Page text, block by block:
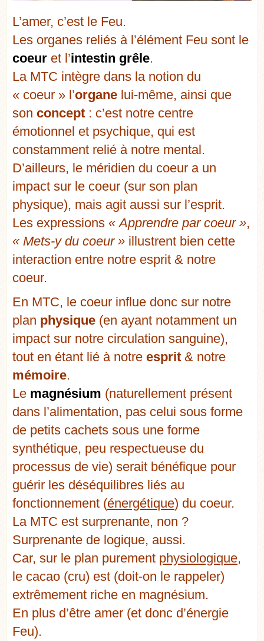
L’amer, c’est le Feu.
Les organes reliés à l’élément Feu sont le
coeur et l’intestin grêle.
La MTC intègre dans la notion du
« coeur » l’organe lui-même, ainsi que
son concept : c’est notre centre
émotionnel et psychique, qui est
constamment relié à notre mental.
D’ailleurs, le méridien du coeur a un
impact sur le coeur (sur son plan
physique), mais agit aussi sur l’esprit.
Les expressions « Apprendre par coeur »,
« Mets-y du coeur » illustrent bien cette
interaction entre notre esprit & notre
coeur.
En MTC, le coeur influe donc sur notre
plan physique (en ayant notamment un
impact sur notre circulation sanguine),
tout en étant lié à notre esprit & notre
mémoire.
Le magnésium (naturellement présent
dans l’alimentation, pas celui sous forme
de petits cachets sous une forme
synthétique, peu respectueuse du
processus de vie) serait bénéfique pour
guérir les déséquilibres liés au
fonctionnement (énergétique) du coeur.
La MTC est surprenante, non ?
Surprenante de logique, aussi.
Car, sur le plan purement physiologique,
le cacao (cru) est (doit-on le rappeler)
extrêmement riche en magnésium.
En plus d’être amer (et donc d’énergie
Feu).